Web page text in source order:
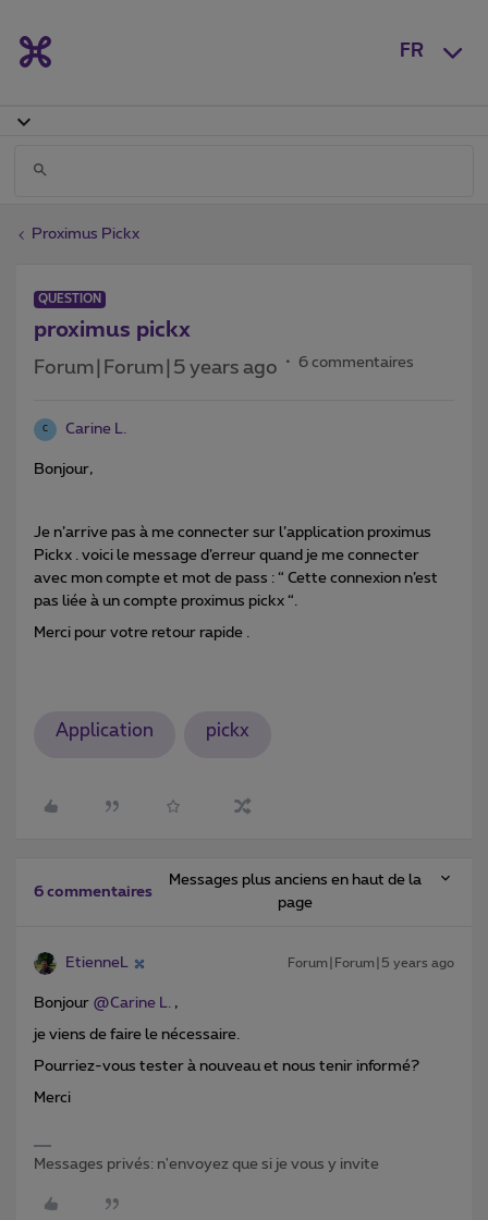
FR
Proximus Pickx
QUESTION
proximus pickx
Forum|Forum|5 years ago 6 commentaires
C Carine L.
Bonjour,
Je n’arrive pas à me connecter sur l’application proximus
Pickx . voici le message d’erreur quand je me connecter
avec mon compte et mot de pass : “ Cette connexion n’est
pas liée à un compte proximus pickx “.
Merci pour votre retour rapide .
Application pickx
6 commentaires
Messages plus anciens en haut de la
page
EtienneL Forum|Forum|5 years ago
Bonjour @Carine L. ,
je viens de faire le nécessaire.
Pourriez-vous tester à nouveau et nous tenir informé?
Merci
Messages privés: n'envoyez que si je vous y invite